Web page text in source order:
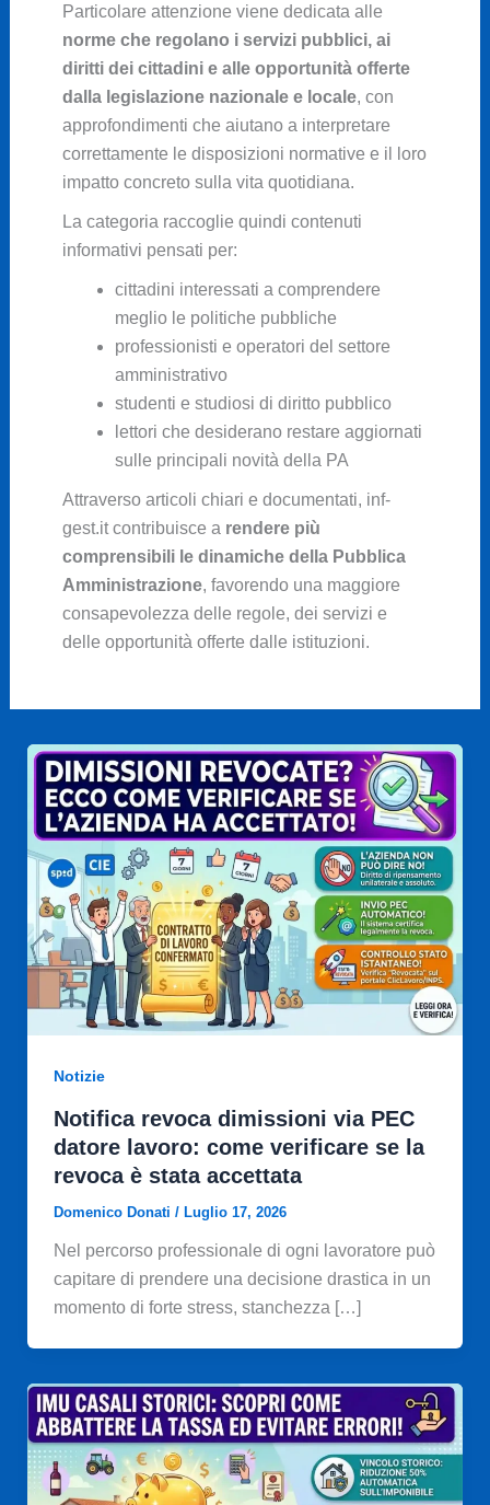
Particolare attenzione viene dedicata alle
norme che regolano i servizi pubblici, ai
diritti dei cittadini e alle opportunità offerte
dalla legislazione nazionale e locale, con
approfondimenti che aiutano a interpretare
correttamente le disposizioni normative e il loro
impatto concreto sulla vita quotidiana.
La categoria raccoglie quindi contenuti
informativi pensati per:
cittadini interessati a comprendere
meglio le politiche pubbliche
professionisti e operatori del settore
amministrativo
studenti e studiosi di diritto pubblico
lettori che desiderano restare aggiornati
sulle principali novità della PA
Attraverso articoli chiari e documentati, inf-
gest.it contribuisce a rendere più
comprensibili le dinamiche della Pubblica
Amministrazione, favorendo una maggiore
consapevolezza delle regole, dei servizi e
delle opportunità offerte dalle istituzioni.
Notizie
Notifica revoca dimissioni via PEC
datore lavoro: come verificare se la
revoca è stata accettata
Domenico Donati / Luglio 17, 2026
Nel percorso professionale di ogni lavoratore può
capitare di prendere una decisione drastica in un
momento di forte stress, stanchezza […]